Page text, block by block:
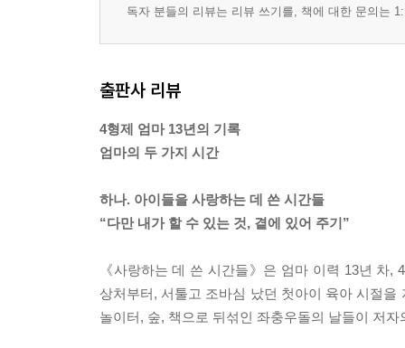
독자 분들의 리뷰는 리뷰 쓰기를, 책에 대한 문의는
출판사 리뷰
4형제 엄마 13년의 기록
엄마의 두 가지 시간
하나. 아이들을 사랑하는 데 쓴 시간들
“다만 내가 할 수 있는 것, 곁에 있어 주기”
《사랑하는 데 쓴 시간들》은 엄마 이력 13년 차,
상처부터, 서툴고 조바심 났던 첫아이 육아 시절
놀이터, 숲, 책으로 뒤섞인 좌충우돌의 날들이 저